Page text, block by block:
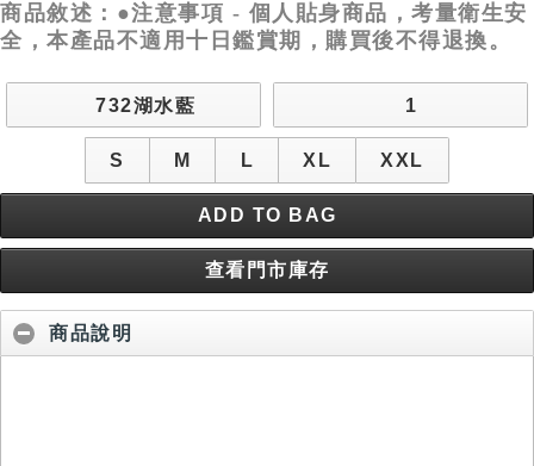
商品敘述：●注意事項 - 個人貼身商品，考量衛生安
全，本產品不適用十日鑑賞期，購買後不得退換。
732湖水藍 1
S M L XL XXL
ADD TO BAG
查看門市庫存
商品說明